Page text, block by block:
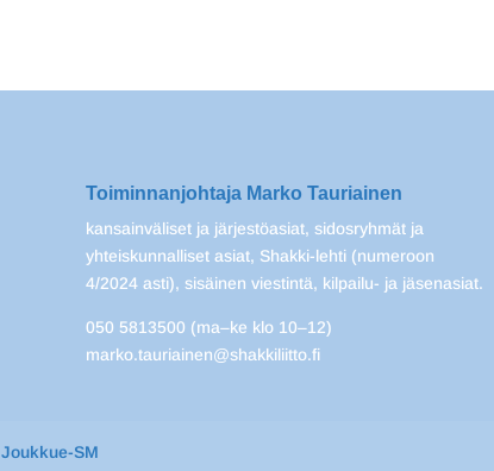
Toiminnanjohtaja Marko Tauriainen
kansainväliset ja järjestöasiat, sidosryhmät ja
yhteiskunnalliset asiat, Shakki-lehti (numeroon
4/2024 asti), sisäinen viestintä, kilpailu- ja jäsenasiat.
050 5813500 (ma–ke klo 10–12)
marko.tauriainen@shakkiliitto.fi
Joukkue-SM